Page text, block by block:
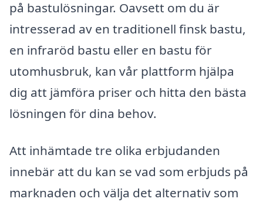
på bastulösningar. Oavsett om du är
intresserad av en traditionell finsk bastu,
en infraröd bastu eller en bastu för
utomhusbruk, kan vår plattform hjälpa
dig att jämföra priser och hitta den bästa
lösningen för dina behov.
Att inhämtade tre olika erbjudanden
innebär att du kan se vad som erbjuds på
marknaden och välja det alternativ som